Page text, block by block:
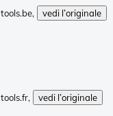
vedi l’originale
vedi l’originale